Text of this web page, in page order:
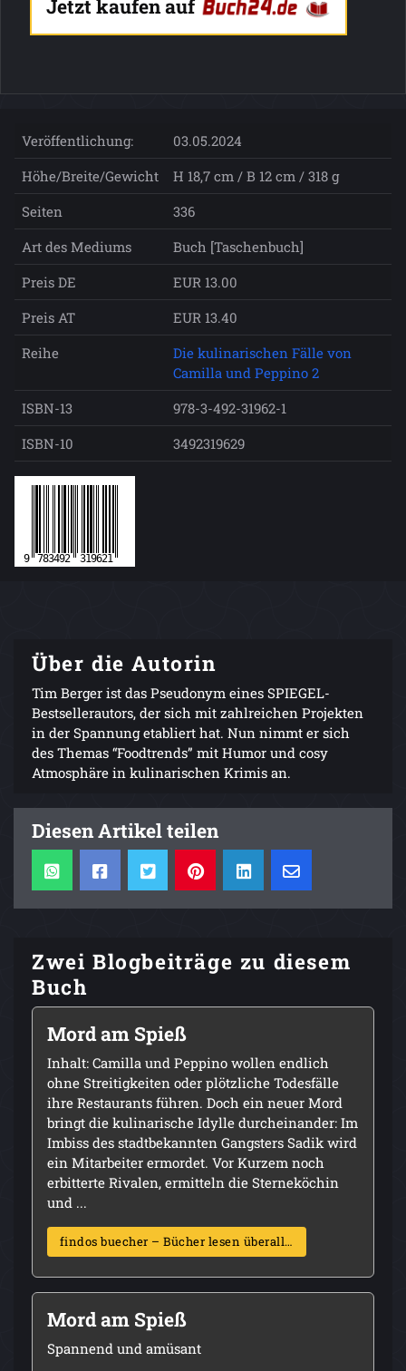
Jetzt kaufen auf
Veröffentlichung:
03.05.2024
Höhe/Breite/Gewicht
H 18,7 cm / B 12 cm / 318 g
Seiten
336
Art des Mediums
Buch [Taschenbuch]
Preis DE
EUR 13.00
Preis AT
EUR 13.40
Reihe
Die kulinarischen Fälle von
Camilla und Peppino 2
ISBN-13
978-3-492-31962-1
ISBN-10
3492319629
Über die Autorin
Tim Berger ist das Pseudonym eines SPIEGEL-
Bestsellerautors, der sich mit zahlreichen Projekten
in der Spannung etabliert hat. Nun nimmt er sich
des Themas “Foodtrends” mit Humor und cosy
Atmosphäre in kulinarischen Krimis an.
Diesen Artikel teilen
Zwei Blogbeiträge zu diesem
Buch
Mord am Spieß
Inhalt: Camilla und Peppino wollen endlich
ohne Streitigkeiten oder plötzliche Todesfälle
ihre Restaurants führen. Doch ein neuer Mord
bringt die kulinarische Idylle durcheinander: Im
Imbiss des stadtbekannten Gangsters Sadik wird
ein Mitarbeiter ermordet. Vor Kurzem noch
erbitterte Rivalen, ermitteln die Sterneköchin
und ...
findos buecher – Bücher lesen überall…
Mord am Spieß
Spannend und amüsant